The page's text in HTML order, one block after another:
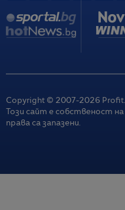
Copyright © 2007-2026
Този сайт е собственост
права са запазени.